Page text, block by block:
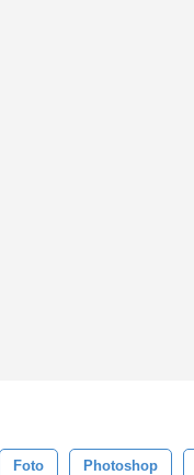
Foto Photoshop